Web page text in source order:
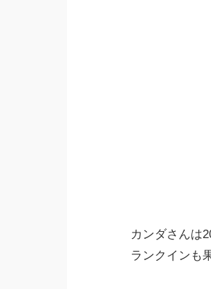
カンダさんは
ランクインも